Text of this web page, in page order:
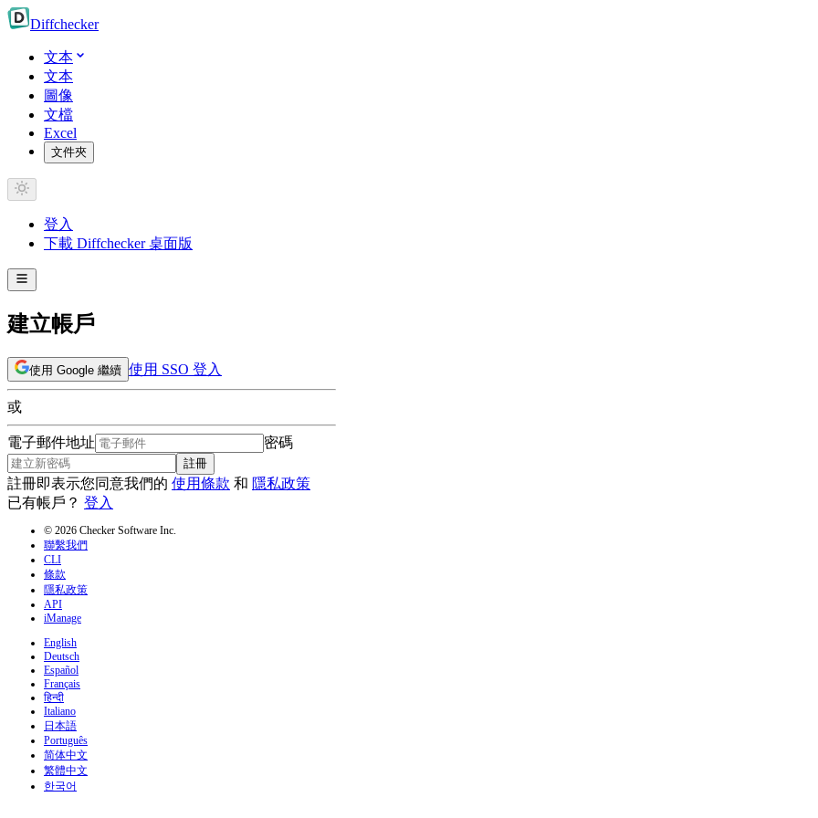
Diffchecker
文本
文本
圖像
文檔
Excel
文件夾
登入
下載 Diffchecker 桌面版
建立帳戶
使用 Google 繼續 使用 SSO 登入
或
電子郵件地址 密碼
註冊
註冊即表示您同意我們的 使用條款 和 隱私政策
已有帳戶？ 登入
© 2026 Checker Software Inc.
聯繫我們
CLI
條款
隱私政策
API
iManage
English
Deutsch
Español
Français
हिन्दी
Italiano
日本語
Português
简体中文
繁體中文
한국어